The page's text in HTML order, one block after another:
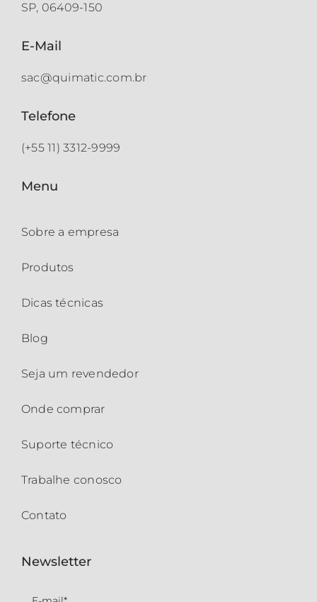
SP, 06409-150
E-Mail
sac@quimatic.com.br
Telefone
(+55 11) 3312-9999
Menu
Sobre a empresa
Produtos
Dicas técnicas
Blog
Seja um revendedor
Onde comprar
Suporte técnico
Trabalhe conosco
Contato
Newsletter